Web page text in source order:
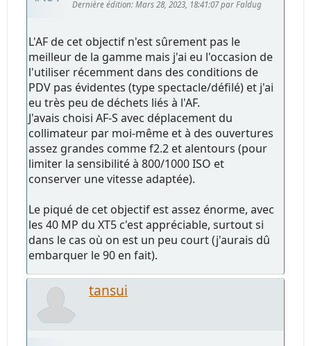
Dernière édition: Mars 28, 2023, 18:41:07 par Faldug
L'AF de cet objectif n'est sûrement pas le
meilleur de la gamme mais j'ai eu l'occasion de
l'utiliser récemment dans des conditions de
PDV pas évidentes (type spectacle/défilé) et j'ai
eu très peu de déchets liés à l'AF.
J'avais choisi AF-S avec déplacement du
collimateur par moi-même et à des ouvertures
assez grandes comme f2.2 et alentours (pour
limiter la sensibilité à 800/1000 ISO et
conserver une vitesse adaptée).
Le piqué de cet objectif est assez énorme, avec
les 40 MP du XT5 c'est appréciable, surtout si
dans le cas où on est un peu court (j'aurais dû
embarquer le 90 en fait).
tansui